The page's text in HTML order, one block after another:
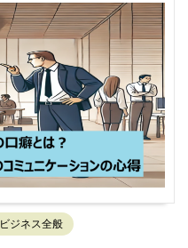
ビジネス全般